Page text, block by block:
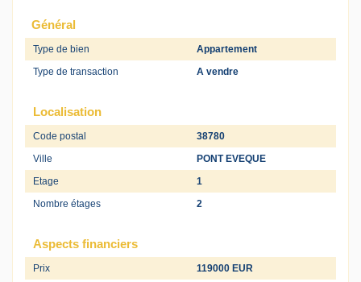
Général
Type de bien
Appartement
Type de transaction
A vendre
Localisation
Code postal
38780
Ville
PONT EVEQUE
Etage
1
Nombre étages
2
Aspects financiers
Prix
119000 EUR